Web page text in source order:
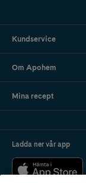
Kundservice
Om Apohem
Mina recept
Ladda ner vår app